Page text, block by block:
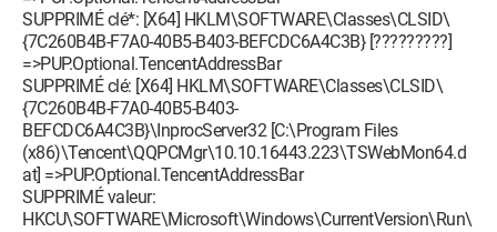
SUPPRIMÉ clé*: [X64] HKLM\SOFTWARE\Classes\CLSID\
{7C260B4B-F7A0-40B5-B403-BEFCDC6A4C3B} [?????????]
=>PUP.Optional.TencentAddressBar
SUPPRIMÉ clé: [X64] HKLM\SOFTWARE\Classes\CLSID\
{7C260B4B-F7A0-40B5-B403-
BEFCDC6A4C3B}\InprocServer32 [C:\Program Files
(x86)\Tencent\QQPCMgr\10.10.16443.223\TSWebMon64.d
at] =>PUP.Optional.TencentAddressBar
SUPPRIMÉ valeur:
HKCU\SOFTWARE\Microsoft\Windows\CurrentVersion\Run\